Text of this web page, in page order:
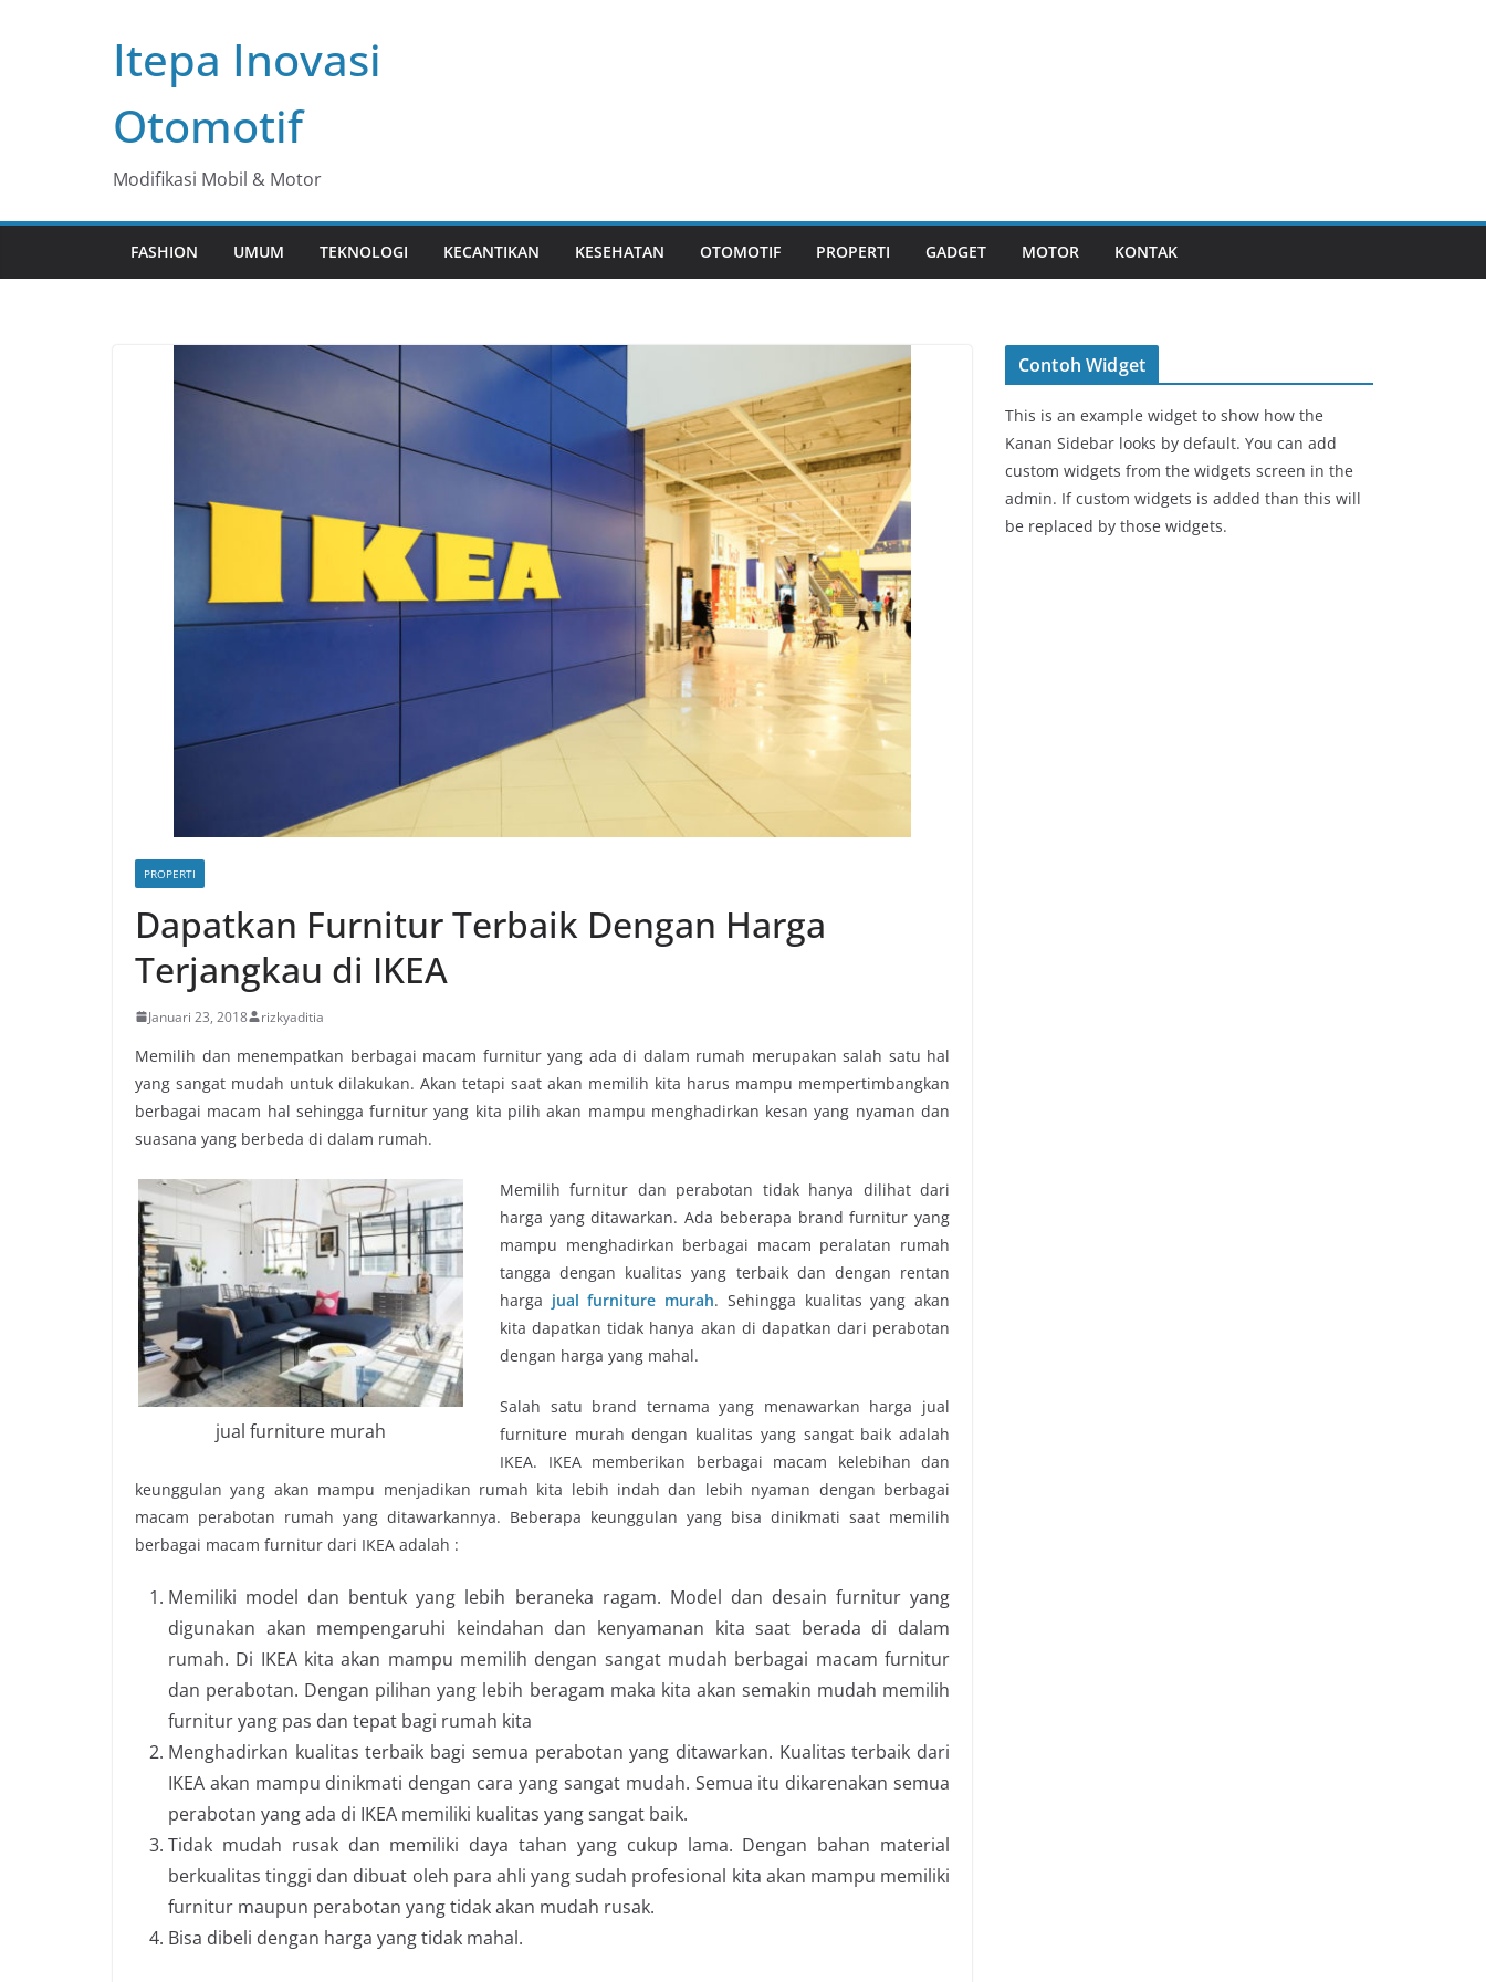
Itepa Inovasi
Otomotif
Modifikasi Mobil & Motor
FASHION UMUM TEKNOLOGI KECANTIKAN KESEHATAN OTOMOTIF PROPERTI GADGET MOTOR KONTAK
PROPERTI
Dapatkan Furnitur Terbaik Dengan Harga
Terjangkau di IKEA
Januari 23, 2018 rizkyaditia
Memilih dan menempatkan berbagai macam furnitur yang ada di dalam rumah merupakan salah satu hal
yang sangat mudah untuk dilakukan. Akan tetapi saat akan memilih kita harus mampu mempertimbangkan
berbagai macam hal sehingga furnitur yang kita pilih akan mampu menghadirkan kesan yang nyaman dan
suasana yang berbeda di dalam rumah.
jual furniture murah
Memilih furnitur dan perabotan tidak hanya dilihat dari
harga yang ditawarkan. Ada beberapa brand furnitur yang
mampu menghadirkan berbagai macam peralatan rumah
tangga dengan kualitas yang terbaik dan dengan rentan
harga jual furniture murah. Sehingga kualitas yang akan
kita dapatkan tidak hanya akan di dapatkan dari perabotan
dengan harga yang mahal.
Salah satu brand ternama yang menawarkan harga jual
furniture murahdengan kualitas yang sangat baik adalah
IKEA. IKEA memberikan berbagai macam kelebihan dan
keunggulan yang akan mampu menjadikan rumah kita lebih indah dan lebih nyaman dengan berbagai
macam perabotan rumah yang ditawarkannya. Beberapa keunggulan yang bisa dinikmati saat memilih
berbagai macam furnitur dari IKEA adalah :
Memiliki model dan bentuk yang lebih beraneka ragam. Model dan desain furnitur yang
digunakan akan mempengaruhi keindahan dan kenyamanan kita saat berada di dalam
rumah. Di IKEA kita akan mampu memilih dengan sangat mudah berbagai macam furnitur
dan perabotan. Dengan pilihan yang lebih beragam maka kita akan semakin mudah memilih
furnitur yang pas dan tepat bagi rumah kita
Menghadirkan kualitas terbaik bagi semua perabotan yang ditawarkan. Kualitas terbaik dari
IKEA akan mampu dinikmati dengan cara yang sangat mudah. Semua itu dikarenakan semua
perabotan yang ada di IKEA memiliki kualitas yang sangat baik.
Tidak mudah rusak dan memiliki daya tahan yang cukup lama. Dengan bahan material
berkualitas tinggi dan dibuat oleh para ahli yang sudah profesional kita akan mampu memiliki
furnitur maupun perabotan yang tidak akan mudah rusak.
Bisa dibeli dengan harga yang tidak mahal.
Contoh Widget
This is an example widget to show how the
Kanan Sidebar looks by default. You can add
custom widgets from the widgets screen in the
admin. If custom widgets is added than this will
be replaced by those widgets.